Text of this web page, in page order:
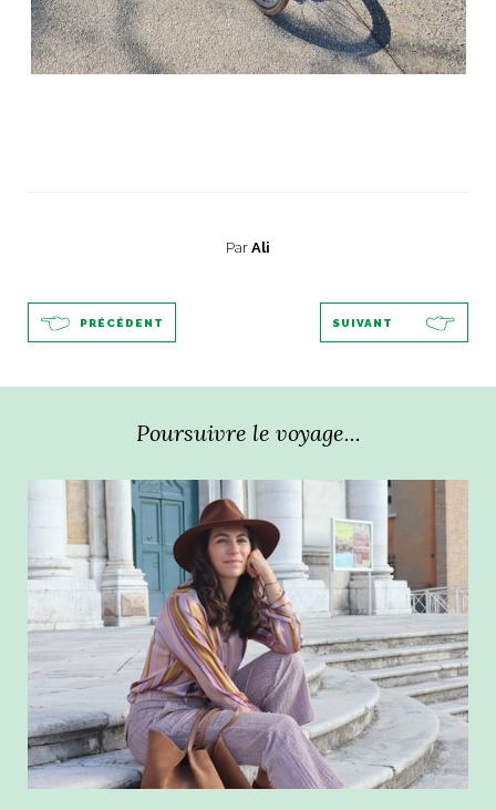
Par Ali
PRÉCÉDENT SUIVANT
Poursuivre le voyage...